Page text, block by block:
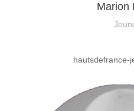
Marion
hautsdefrance-